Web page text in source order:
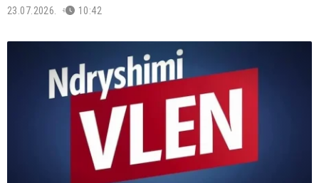
23.07.2026. 10:42